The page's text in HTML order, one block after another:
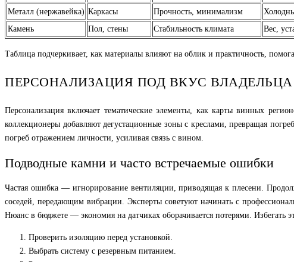
Металл (нержавейка) Каркасы Прочность, минимализм
Камень
Пол, стены Стабильность климата Вес,
Таблица подчеркивает, как материалы влияют на облик и практичность,
ПЕРСОНАЛИЗАЦИЯ ПОД ВКУС ВЛАДЕЛЬЦА
Персонализация включает тематические элементы, как карты винных
коллекционеры добавляют дегустационные зоны с креслами, превращая
погреб отражением личности, усиливая связь с вином.
Подводные камни и часто встречаемые ошибки
Частая ошибка — игнорирование вентиляции, приводящая к плесени.
соседей, передающим вибрации. Эксперты советуют начинать с
Нюанс в бюджете — экономия на датчиках оборачивается потерями. Избегать
Проверить изоляцию перед установкой.
Выбрать систему с резервным питанием.